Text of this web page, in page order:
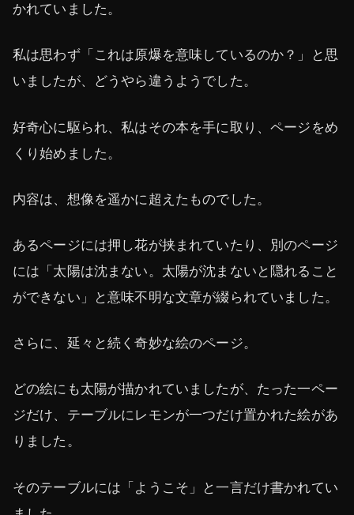
かれていました。
私は思わず「これは原爆を意味しているのか？」と思
いましたが、どうやら違うようでした。
好奇心に駆られ、私はその本を手に取り、ページをめ
くり始めました。
内容は、想像を遥かに超えたものでした。
あるページには押し花が挟まれていたり、別のページ
には「太陽は沈まない。太陽が沈まないと隠れること
ができない」と意味不明な文章が綴られていました。
さらに、延々と続く奇妙な絵のページ。
どの絵にも太陽が描かれていましたが、たった一ペー
ジだけ、テーブルにレモンが一つだけ置かれた絵があ
りました。
そのテーブルには「ようこそ」と一言だけ書かれてい